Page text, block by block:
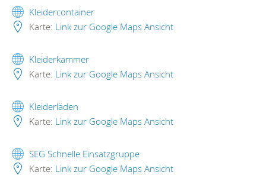
Kleidercontainer
Karte: Link zur Google Maps Ansicht
Kleiderkammer
Karte: Link zur Google Maps Ansicht
Kleiderläden
Karte: Link zur Google Maps Ansicht
SEG Schnelle Einsatzgruppe
Karte: Link zur Google Maps Ansicht